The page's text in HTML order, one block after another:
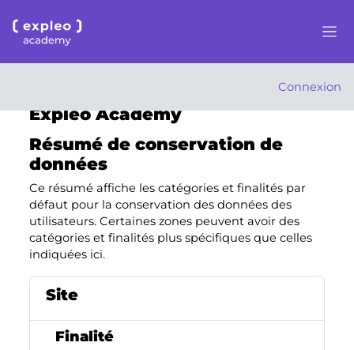
Connexion
Expleo Academy
Résumé de conservation de
données
Ce résumé affiche les catégories et finalités par
défaut pour la conservation des données des
utilisateurs. Certaines zones peuvent avoir des
catégories et finalités plus spécifiques que celles
indiquées ici.
Site
Finalité